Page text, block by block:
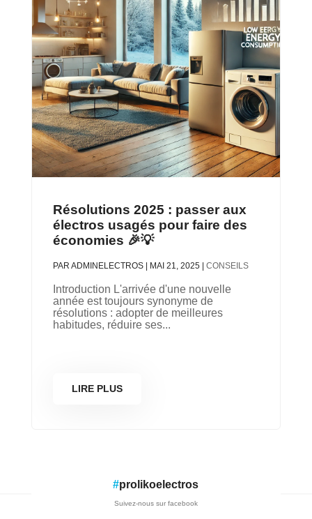
Résolutions 2025 : passer aux
électros usagés pour faire des
économies 🎉💡
PAR ADMINELECTROS| MAI 21, 2025| CONSEILS
Introduction L'arrivée d'une nouvelle
année est toujours synonyme de
résolutions : adopter de meilleures
habitudes, réduire ses...
LIRE PLUS
#prolikoelectros
Suivez-nous sur facebook